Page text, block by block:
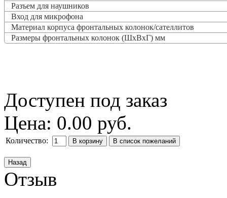
Разъем для наушников
Вход для микрофона
Материал корпуса фронтальных колонок/сателлитов
Размеры фронтальных колонок (ШxВxГ) мм
Доступен под заказ
Цена: 0.00 руб.
Количество:
Отзыв